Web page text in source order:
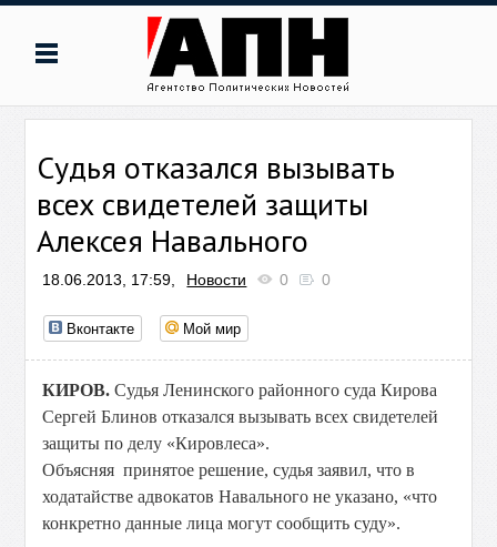
Судья отказался вызывать
всех свидетелей защиты
Алексея Навального
18.06.2013, 17:59, Новости 0 0
Вконтакте Мой мир
КИРОВ. Судья Ленинского районного суда Кирова
Сергей Блинов отказался вызывать всех свидетелей
защиты по делу «Кировлеса».
Объясняя принятое решение, судья заявил, что в
ходатайстве адвокатов Навального не указано, «что
конкретно данные лица могут сообщить суду».